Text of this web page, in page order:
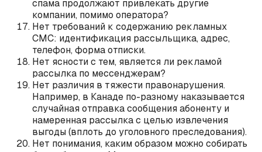
спама продолжают привлекать другие
компании, помимо оператора?
Нет требований к содержанию рекламных
СМС: идентификация рассыльщика, адрес,
телефон, форма отписки.
Нет ясности с тем, является ли рекламой
рассылка по мессенджерам?
Нет различия в тяжести правонарушения.
Например, в Канаде по-разному наказывается
случайная отправка сообщения абоненту и
намеренная рассылка с целью извлечения
выгоды (вплоть до уголовного преследования).
Нет понимания, каким образом можно собирать